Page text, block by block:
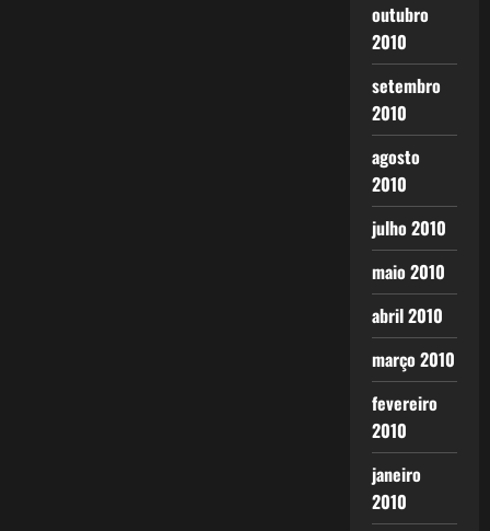
outubro
2010
setembro
2010
agosto
2010
julho 2010
maio 2010
abril 2010
março 2010
fevereiro
2010
janeiro
2010